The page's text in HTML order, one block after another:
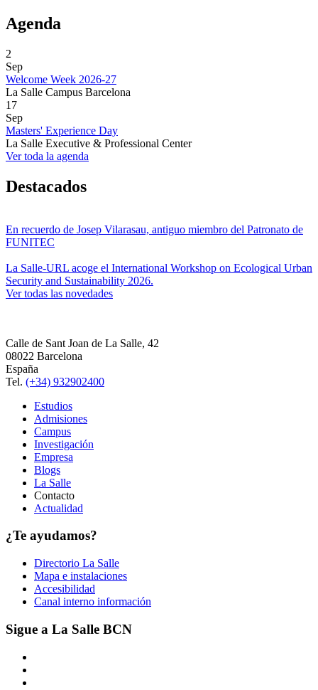
Agenda
2
Sep
Welcome Week 2026-27
La Salle Campus Barcelona
17
Sep
Masters' Experience Day
La Salle Executive & Professional Center
Ver toda la agenda
Destacados
En recuerdo de Josep Vilarasau, antiguo miembro del Patronato de
FUNITEC
La Salle-URL acoge el International Workshop on Ecological Urban
Security and Sustainability 2026.
Ver todas las novedades
Calle de Sant Joan de La Salle, 42
08022 Barcelona
España
Tel. (+34) 932902400
Estudios
Admisiones
Campus
Investigación
Empresa
Blogs
La Salle
Contacto
Actualidad
¿Te ayudamos?
Directorio La Salle
Mapa e instalaciones
Accesibilidad
Canal interno información
Sigue a La Salle BCN